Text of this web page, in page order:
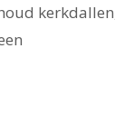
kerkdallen